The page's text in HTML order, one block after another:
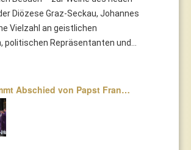
Diözese Graz-Seckau, Johannes
Vielzahl an geistlichen
politischen Repräsentanten und...
Abschied von Papst Fran…